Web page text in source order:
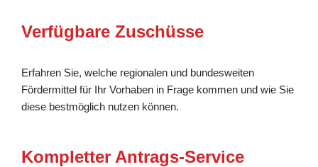
Verfügbare Zuschüsse
Erfahren Sie, welche regionalen und bundesweiten
Fördermittel für Ihr Vorhaben in Frage kommen und wie Sie
diese bestmöglich nutzen können.
Kompletter Antrags-Service